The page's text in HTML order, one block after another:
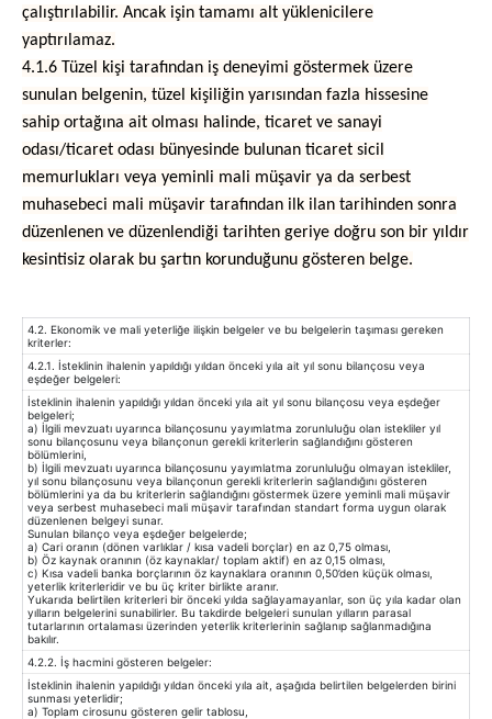
çalıştırılabilir. Ancak işin tamamı alt yüklenicilere
yaptırılamaz.
4.1.6 Tüzel kişi tarafından iş deneyimi göstermek üzere
sunulan belgenin, tüzel kişiliğin yarısından fazla hissesine
sahip ortağına ait olması halinde, ticaret ve sanayi
odası/ticaret odası bünyesinde bulunan ticaret sicil
memurlukları veya yeminli mali müşavir ya da serbest
muhasebeci mali müşavir tarafından ilk ilan tarihinden sonra
düzenlenen ve düzenlendiği tarihten geriye doğru son bir yıldır
kesintisiz olarak bu şartın korunduğunu gösteren belge.
4.2. Ekonomik ve mali yeterliğe ilişkin belgeler ve bu belgelerin taşıması gereken
kriterler:
4.2.1. İsteklinin ihalenin yapıldığı yıldan önceki yıla ait yıl sonu bilançosu veya
eşdeğer belgeleri:
İsteklinin ihalenin yapıldığı yıldan önceki yıla ait yıl sonu bilançosu veya eşdeğer
belgeleri;
a) İlgili mevzuatı uyarınca bilançosunu yayımlatma zorunluluğu olan istekliler yıl
sonu bilançosunu veya bilançonun gerekli kriterlerin sağlandığını gösteren
bölümlerini,
b) İlgili mevzuatı uyarınca bilançosunu yayımlatma zorunluluğu olmayan istekliler,
yıl sonu bilançosunu veya bilançonun gerekli kriterlerin sağlandığını gösteren
bölümlerini ya da bu kriterlerin sağlandığını göstermek üzere yeminli mali müşavir
veya serbest muhasebeci mali müşavir tarafından standart forma uygun olarak
düzenlenen belgeyi sunar.
Sunulan bilanço veya eşdeğer belgelerde;
a) Cari oranın (dönen varlıklar / kısa vadeli borçlar) en az 0,75 olması,
b) Öz kaynak oranının (öz kaynaklar/ toplam aktif) en az 0,15 olması,
c) Kısa vadeli banka borçlarının öz kaynaklara oranının 0,50’den küçük olması,
yeterlik kriterleridir ve bu üç kriter birlikte aranır.
Yukarıda belirtilen kriterleri bir önceki yılda sağlayamayanlar, son üç yıla kadar olan
yılların belgelerini sunabilirler. Bu takdirde belgeleri sunulan yılların parasal
tutarlarının ortalaması üzerinden yeterlik kriterlerinin sağlanıp sağlanmadığına
bakılır.
4.2.2. İş hacmini gösteren belgeler:
İsteklinin ihalenin yapıldığı yıldan önceki yıla ait, aşağıda belirtilen belgelerden birini
sunması yeterlidir;
a) Toplam cirosunu gösteren gelir tablosu,